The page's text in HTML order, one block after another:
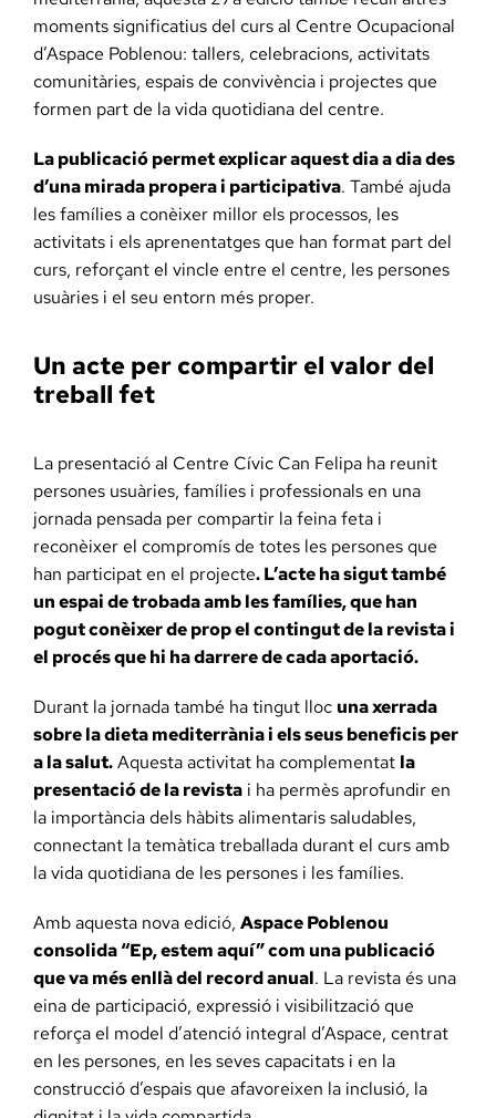
moments significatius del curs al Centre Ocupacional
d’Aspace Poblenou: tallers, celebracions, activitats
comunitàries, espais de convivència i projectes que
formen part de la vida quotidiana del centre.
La publicació permet explicar aquest dia a dia des
d’una mirada propera i participativa. També ajuda
les famílies a conèixer millor els processos, les
activitats i els aprenentatges que han format part del
curs, reforçant el vincle entre el centre, les persones
usuàries i el seu entorn més proper.
Un acte per compartir el valor del
treball fet
La presentació al Centre Cívic Can Felipa ha reunit
persones usuàries, famílies i professionals en una
jornada pensada per compartir la feina feta i
reconèixer el compromís de totes les persones que
han participat en el projecte. L’acte ha sigut també
un espai de trobada amb les famílies, que han
pogut conèixer de prop el contingut de la revista i
el procés que hi ha darrere de cada aportació.
Durant la jornada també ha tingut lloc una xerrada
sobre la dieta mediterrània i els seus beneficis per
a la salut.Aquesta activitat ha complementat la
presentació de la revista i ha permès aprofundir en
la importància dels hàbits alimentaris saludables,
connectant la temàtica treballada durant el curs amb
la vida quotidiana de les persones i les famílies.
Amb aquesta nova edició, Aspace Poblenou
consolida “Ep, estem aquí” com una publicació
que va més enllà del record anual. La revista és una
eina de participació, expressió i visibilització que
reforça el model d’atenció integral d’Aspace, centrat
en les persones, en les seves capacitats i en la
construcció d’espais que afavoreixen la inclusió, la